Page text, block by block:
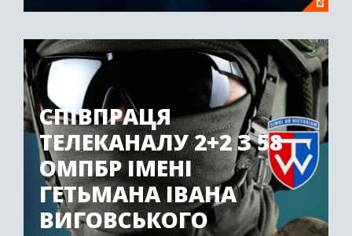
СПІВПРАЦЯ
ТЕЛЕКАНАЛУ 2+2 З 58
ОМПБР ІМЕНІ
ГЕТЬМАНА ІВАНА
ВИГОВСЬКОГО